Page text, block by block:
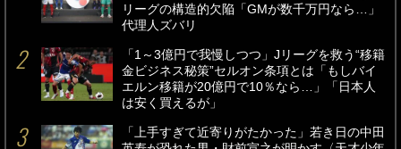
リーグの構造的欠陥「GMが数千万円なら…」
代理人ズバリ
「1～3億円で我慢しつつ」Jリーグを救う“移籍
金ビジネス秘策”セルオン条項とは「もしバイ
エルン移籍が20億円で10％なら…」「日本人
は安く買えるが」
「上手すぎて近寄りがたかった」若き日の中田